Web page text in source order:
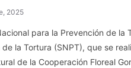
2025
para la Prevención de la
de la Tortura (SNPT), que se
de la Cooperación Floreal